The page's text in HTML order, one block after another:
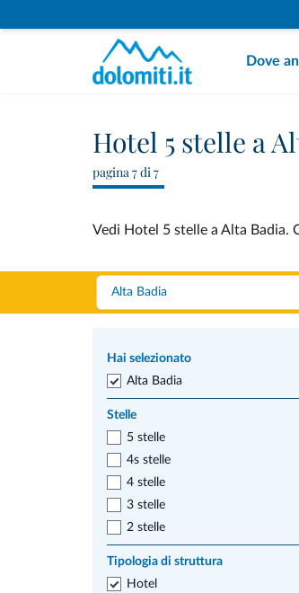
Dove
Hotel 5 stelle a
pagina 7 di 7
Vedi Hotel 5 stelle a Alta
Hai selezionato
Alta Badia
Stelle
5 stelle
4s stelle
4 stelle
3 stelle
2 stelle
Tipologia di struttura
Hotel